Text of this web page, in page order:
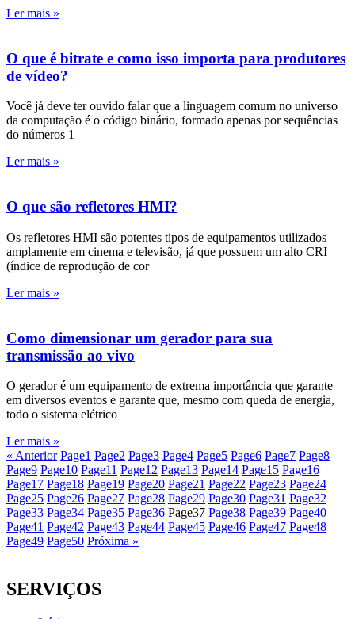
Ler mais »
O que é bitrate e como isso importa para produtores
de vídeo?
Você já deve ter ouvido falar que a linguagem comum no universo
da computação é o código binário, formado apenas por sequências
do números 1
Ler mais »
O que são refletores HMI?
Os refletores HMI são potentes tipos de equipamentos utilizados
amplamente em cinema e televisão, já que possuem um alto CRI
(índice de reprodução de cor
Ler mais »
Como dimensionar um gerador para sua
transmissão ao vivo
O gerador é um equipamento de extrema importância que garante
em diversos eventos e garante que, mesmo com queda de energia,
todo o sistema elétrico
Ler mais »
« Anterior Page1 Page2 Page3 Page4 Page5 Page6 Page7 Page8
Page9 Page10 Page11 Page12 Page13 Page14 Page15 Page16
Page17 Page18 Page19 Page20 Page21 Page22 Page23 Page24
Page25 Page26 Page27 Page28 Page29 Page30 Page31 Page32
Page33 Page34 Page35 Page36 Page37 Page38 Page39 Page40
Page41 Page42 Page43 Page44 Page45 Page46 Page47 Page48
Page49 Page50 Próxima »
SERVIÇOS